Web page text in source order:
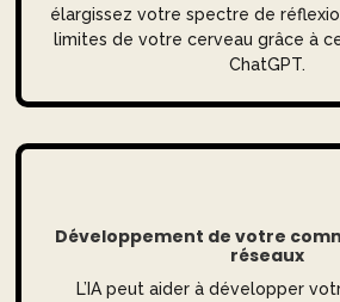
élargissez votre spectre de
limites de votre cerveau grâce à
ChatGPT.
Développement de votre
réseaux
L’IA peut aider à développer